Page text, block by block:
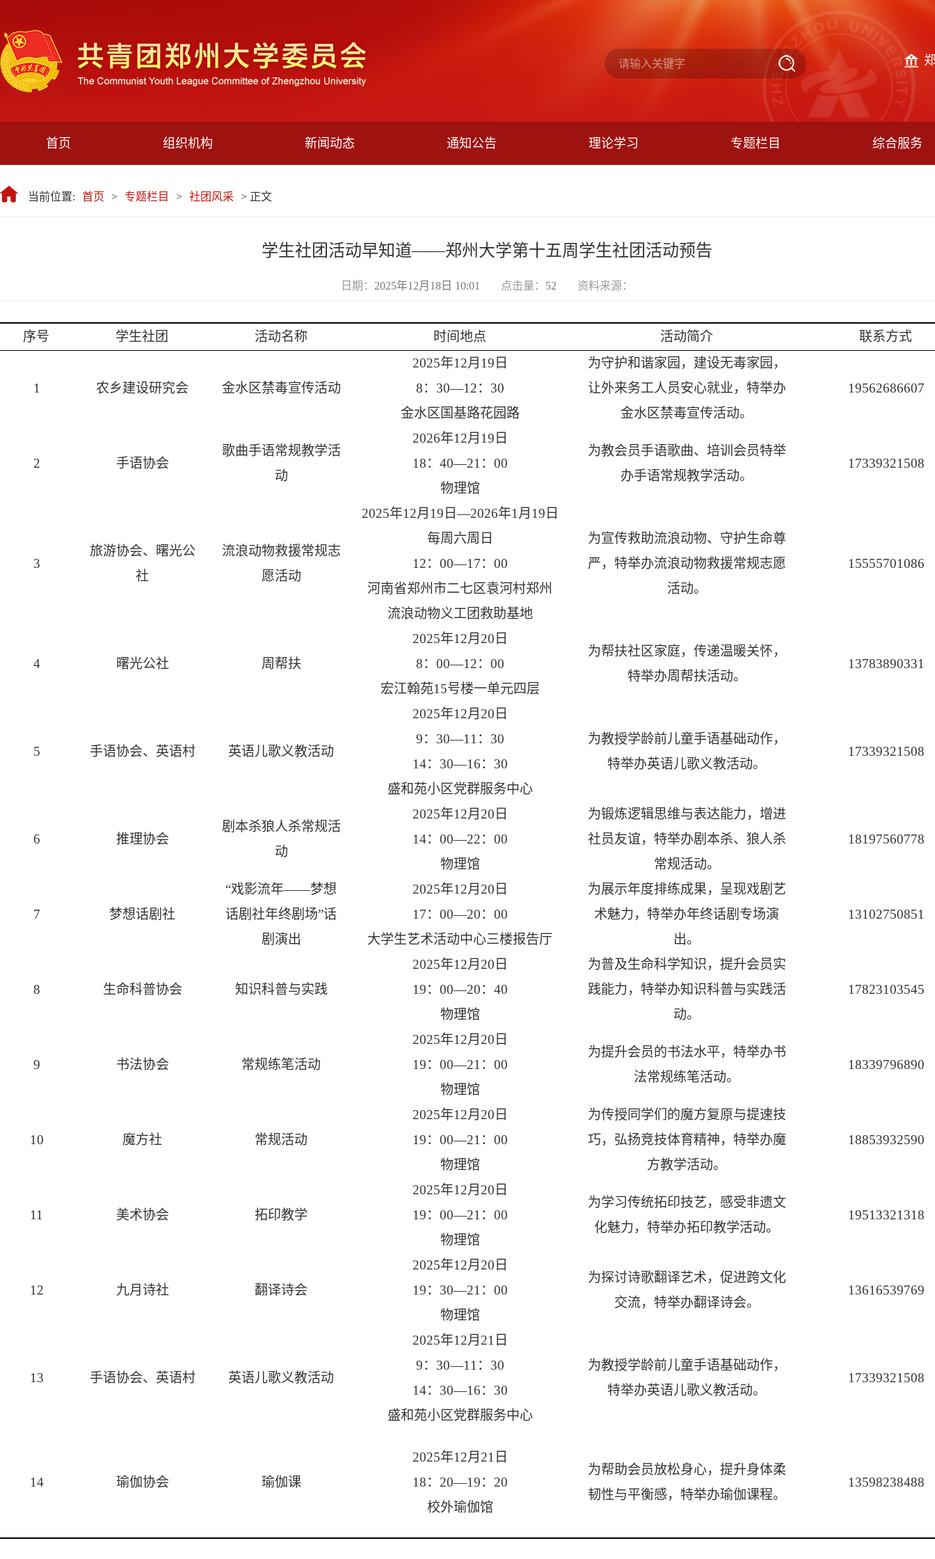
首页 组织机构 新闻动态 通知公告 理论学习 专题栏目 综合服务
当前位置: 首页 > 专题栏目 > 社团风采 > 正文
学生社团活动早知道——郑州大学第十五周学生社团活动预告
日期： 2025年12月18日 10:01 点击量： 52 资料来源：
序号 学生社团 活动名称 时间地点 活动简介 联系方式
1 农乡建设研究会 金水区禁毒宣传活动
2025年12月19日
8：30—12：30
金水区国基路花园路
为守护和谐家园，建设无毒家园，
让外来务工人员安心就业，特举办
金水区禁毒宣传活动。
19562686607
2 手语协会
歌曲手语常规教学活
动
2026年12月19日
18：40—21：00
物理馆
为教会员手语歌曲、培训会员特举
办手语常规教学活动。
17339321508
3
旅游协会、曙光公
社
流浪动物救援常规志
愿活动
2025年12月19日—2026年1月19日
每周六周日
12：00—17：00
河南省郑州市二七区袁河村郑州
流浪动物义工团救助基地
为宣传救助流浪动物、守护生命尊
严，特举办流浪动物救援常规志愿
活动。
15555701086
4 曙光公社 周帮扶
2025年12月20日
8：00—12：00
宏江翰苑15号楼一单元四层
为帮扶社区家庭，传递温暖关怀，
特举办周帮扶活动。
13783890331
5 手语协会、英语村 英语儿歌义教活动
2025年12月20日
9：30—11：30
14：30—16：30
盛和苑小区党群服务中心
为教授学龄前儿童手语基础动作，
特举办英语儿歌义教活动。
17339321508
6 推理协会
剧本杀狼人杀常规活
动
2025年12月20日
14：00—22：00
物理馆
为锻炼逻辑思维与表达能力，增进
社员友谊，特举办剧本杀、狼人杀
常规活动。
18197560778
7 梦想话剧社
“戏影流年——梦想
话剧社年终剧场”话
剧演出
2025年12月20日
17：00—20：00
大学生艺术活动中心三楼报告厅
为展示年度排练成果，呈现戏剧艺
术魅力，特举办年终话剧专场演
出。
13102750851
8 生命科普协会 知识科普与实践
2025年12月20日
19：00—20：40
物理馆
为普及生命科学知识，提升会员实
践能力，特举办知识科普与实践活
动。
17823103545
9 书法协会 常规练笔活动
2025年12月20日
19：00—21：00
物理馆
为提升会员的书法水平，特举办书
法常规练笔活动。
18339796890
10 魔方社 常规活动
2025年12月20日
19：00—21：00
物理馆
为传授同学们的魔方复原与提速技
巧，弘扬竞技体育精神，特举办魔
方教学活动。
18853932590
11 美术协会 拓印教学
2025年12月20日
19：00—21：00
物理馆
为学习传统拓印技艺，感受非遗文
化魅力，特举办拓印教学活动。
19513321318
12 九月诗社 翻译诗会
2025年12月20日
19：30—21：00
物理馆
为探讨诗歌翻译艺术，促进跨文化
交流，特举办翻译诗会。
13616539769
13 手语协会、英语村 英语儿歌义教活动
2025年12月21日
9：30—11：30
14：30—16：30
盛和苑小区党群服务中心
为教授学龄前儿童手语基础动作，
特举办英语儿歌义教活动。
17339321508
14 瑜伽协会 瑜伽课
2025年12月21日
18：20—19：20
校外瑜伽馆
为帮助会员放松身心，提升身体柔
韧性与平衡感，特举办瑜伽课程。
13598238488